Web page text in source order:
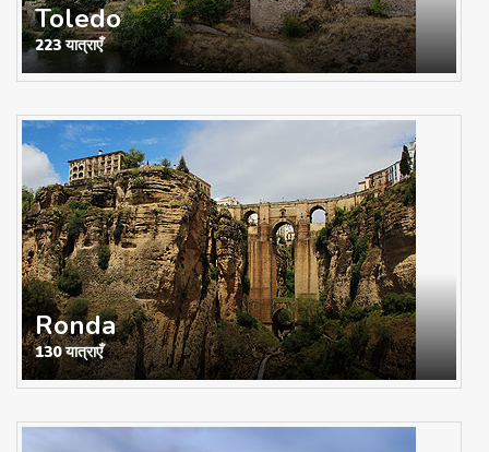
Toledo
223 यात्राएँ
Ronda
130 यात्राएँ